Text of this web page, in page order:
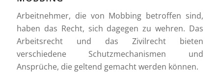
Arbeitnehmer, die von Mobbing betroffen sind,
haben das Recht, sich dagegen zu wehren. Das
Arbeitsrecht und das Zivilrecht bieten
verschiedene Schutzmechanismen und
Ansprüche, die geltend gemacht werden können.